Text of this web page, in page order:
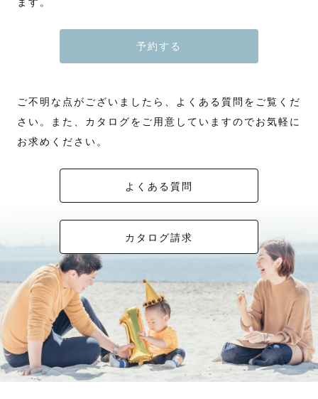
予約する
ご不明な点がございましたら、よくある質問をご覧くだ
さい。また、カタログをご用意していますのでお気軽に
お求めください。
よくある質問
カタログ請求